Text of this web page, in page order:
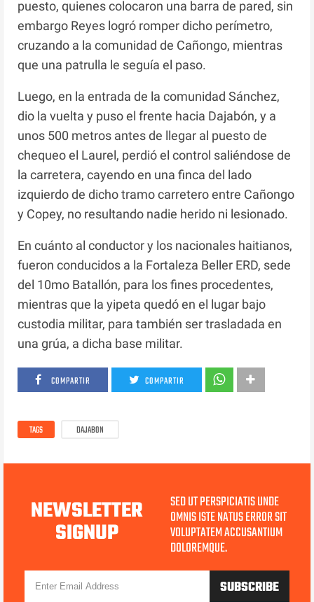
puesto, quienes colocaron una barra de pared, sin
embargo Reyes logró romper dicho perímetro,
cruzando a la comunidad de Cañongo, mientras
que una patrulla le seguía el paso.
Luego, en la entrada de la comunidad Sánchez,
dio la vuelta y puso el frente hacia Dajabón, y a
unos 500 metros antes de llegar al puesto de
chequeo el Laurel, perdió el control saliéndose de
la carretera, cayendo en una finca del lado
izquierdo de dicho tramo carretero entre Cañongo
y Copey, no resultando nadie herido ni lesionado.
En cuánto al conductor y los nacionales haitianos,
fueron conducidos a la Fortaleza Beller ERD, sede
del 10mo Batallón, para los fines procedentes,
mientras que la yipeta quedó en el lugar bajo
custodia militar, para también ser trasladada en
una grúa, a dicha base militar.
COMPARTIR COMPARTIR
TAGS DAJABON
NEWSLETTER
SIGNUP
SED UT PERSPICIATIS UNDE
OMNIS ISTE NATUS ERROR SIT
VOLUPTATEM ACCUSANTIUM
DOLOREMQUE.